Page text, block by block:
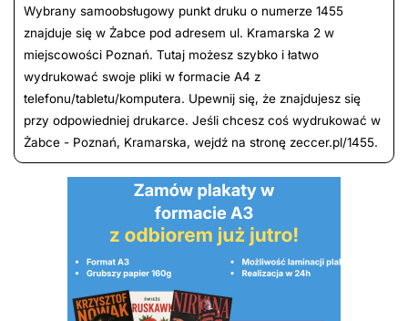
Wybrany samoobsługowy punkt druku o numerze 1455
znajduje się w Żabce pod adresem ul. Kramarska 2 w
miejscowości Poznań. Tutaj możesz szybko i łatwo
wydrukować swoje pliki w formacie A4 z
telefonu/tabletu/komputera. Upewnij się, że znajdujesz się
przy odpowiedniej drukarce. Jeśli chcesz coś wydrukować w
Żabce - Poznań, Kramarska, wejdź na stronę zeccer.pl/1455.